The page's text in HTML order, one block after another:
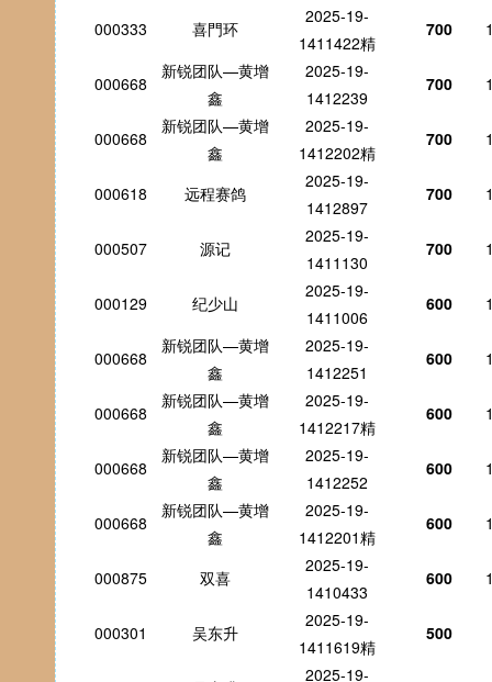
000333 喜門环
2025-19-
1411422精
700
000668
新锐团队—黄增
鑫
2025-19-
1412239
700
000668
新锐团队—黄增
鑫
2025-19-
1412202精
700
000618 远程赛鸽
2025-19-
1412897
700
000507 源记
2025-19-
1411130
700
000129 纪少山
2025-19-
1411006
600
000668
新锐团队—黄增
鑫
2025-19-
1412251
600
000668
新锐团队—黄增
鑫
2025-19-
1412217精
600
000668
新锐团队—黄增
鑫
2025-19-
1412252
600
000668
新锐团队—黄增
鑫
2025-19-
1412201精
600
000875 双喜
2025-19-
1410433
600
000301 吴东升
2025-19-
1411619精
500
2025-19-